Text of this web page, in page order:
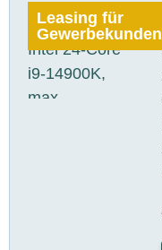
Leasing für
Gewerbekunden